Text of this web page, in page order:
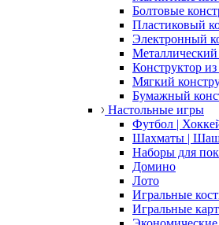
Болтовые
Пластиковый
Электронный
Металлический
Конструктор
Мягкий
Бумажный
Настольные игры
Футбол |
Шахматы |
Наборы для
Домино
Лото
Игральные
Игральные